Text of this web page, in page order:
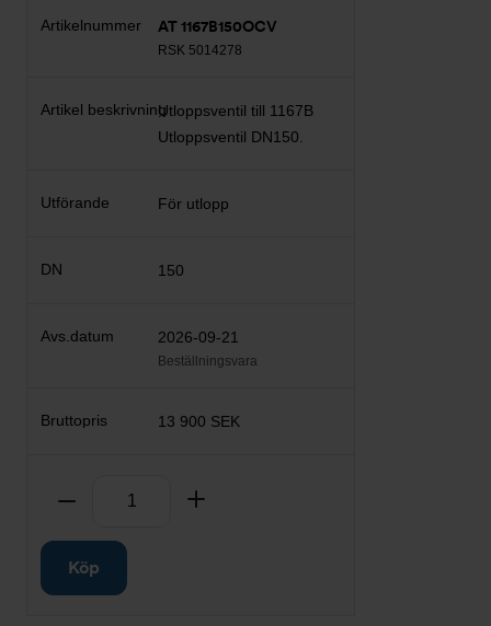
AT 1167B150OCV
RSK 5014278
Utloppsventil till 1167B
Utloppsventil DN150.
För utlopp
150
2026-09-21
Beställningsvara
13 900 SEK
Ta bort
Köp